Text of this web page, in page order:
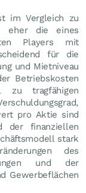
im Vergleich zu
eher die eines
Players mit
für die
und Mietniveau
Betriebskosten
zu tragfähigen
pro Aktie sind
der finanziellen
stark
des
und der
Gewerbeflächen